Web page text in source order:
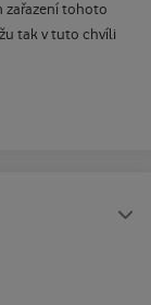
zařazení tohoto
tak v tuto chvíli